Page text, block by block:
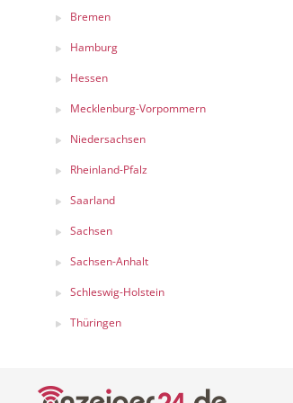
Bremen
Hamburg
Hessen
Mecklenburg-Vorpommern
Niedersachsen
Rheinland-Pfalz
Saarland
Sachsen
Sachsen-Anhalt
Schleswig-Holstein
Thüringen